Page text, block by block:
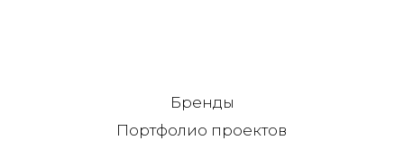
Контакты
Товары в наличии